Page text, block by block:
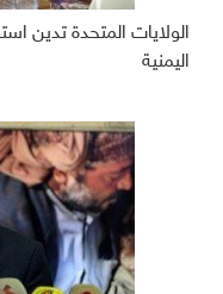
الولايات المتحدة تدين
اليمنية